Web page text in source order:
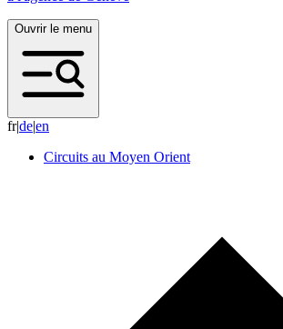
Ouvrir le menu
fr|de|en
Circuits au Moyen Orient